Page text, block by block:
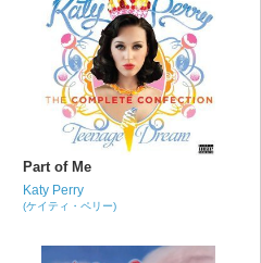
Part of Me
Katy Perry
(ケイティ・ペリー)